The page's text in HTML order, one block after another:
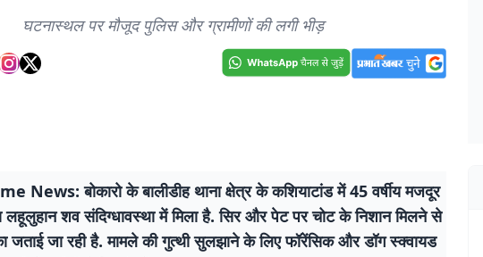
घटनास्थल पर मौजूद पुलिस और ग्रामीणों की लगी भीड़
News: बोकारो के बालीडीह थाना क्षेत्र के कशियाटांड में 45 वर्षीय मजदूर
लहूलुहान शव संदिग्धावस्था में मिला है. सिर और पेट पर चोट के निशान मिलने से
जताई जा रही है. मामले की गुत्थी सुलझाने के लिए फॉरेंसिक और डॉग स्क्वायड